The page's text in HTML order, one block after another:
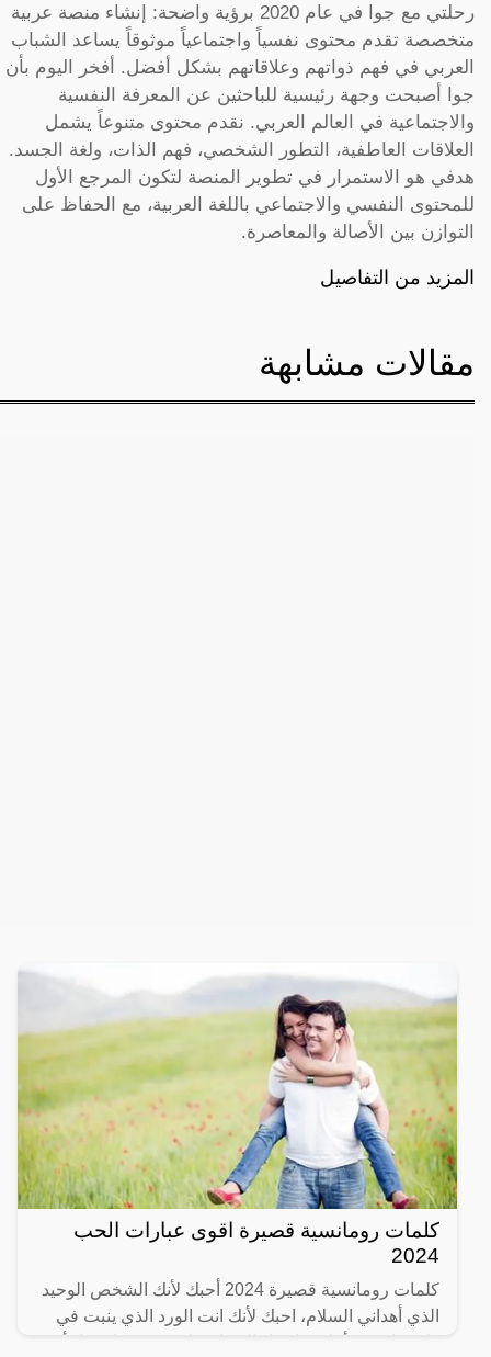
رحلتي مع جوا في عام 2020 برؤية واضحة: إنشاء منصة عربية
متخصصة تقدم محتوى نفسياً واجتماعياً موثوقاً يساعد الشباب
العربي في فهم ذواتهم وعلاقاتهم بشكل أفضل. أفخر اليوم بأن
جوا أصبحت وجهة رئيسية للباحثين عن المعرفة النفسية
والاجتماعية في العالم العربي. نقدم محتوى متنوعاً يشمل
العلاقات العاطفية، التطور الشخصي، فهم الذات، ولغة الجسد.
هدفي هو الاستمرار في تطوير المنصة لتكون المرجع الأول
للمحتوى النفسي والاجتماعي باللغة العربية، مع الحفاظ على
التوازن بين الأصالة والمعاصرة.
المزيد من التفاصيل
مقالات مشابهة
كلمات رومانسية قصيرة اقوى عبارات الحب
2024
كلمات رومانسية قصيرة 2024 أحبك لأنك الشخص الوحيد
الذي أهداني السلام، احبك لأنك انت الورد الذي ينبت في